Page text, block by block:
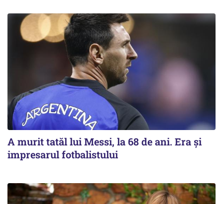
A murit tatăl lui Messi, la 68 de ani. Era și
impresarul fotbalistului